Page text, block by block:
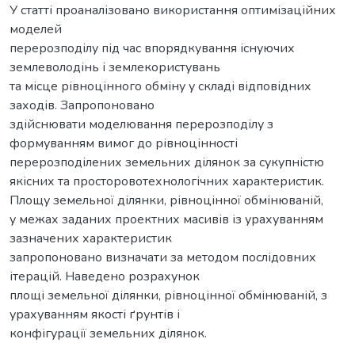
У статті проаналізовано використання оптимізаційних
моделей
перерозподілу під час впорядкування існуючих
землеволодінь і землекористувань
та місце рівноцінного обміну у складі відповідних
заходів. Запропоновано
здійснювати моделювання перерозподілу з
формуванням вимог до рівноцінності
перерозподілених земельних ділянок за сукупністю
якісних та просторовотехнологічних характеристик.
Площу земельної ділянки, рівноцінної обмінюваній,
у межах заданих проектних масивів із урахуванням
зазначених характеристик
запропоновано визначати за методом послідовних
ітерацій. Наведено розрахунок
площі земельної ділянки, рівноцінної обмінюваній, з
урахуванням якості ґрунтів і
конфігурації земельних ділянок.